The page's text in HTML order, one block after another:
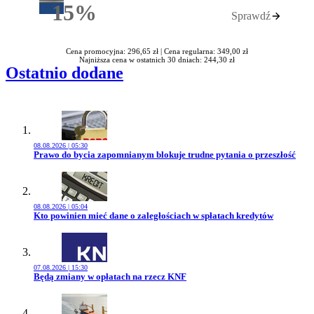
15%Rabatu Sprawdź
Cena promocyjna: 296,65 zł | Cena regularna: 349,00 zł
Najniższa cena w ostatnich 30 dniach: 244,30 zł
Ostatnio dodane
08.08.2026 | 05:30
Przejdź do artykułu:
Prawo do bycia zapomnianym blokuje trudne pytania o przeszłość
08.08.2026 | 05:04
Przejdź do artykułu:
Kto powinien mieć dane o zaległościach w spłatach kredytów
07.08.2026 | 15:30
Przejdź do artykułu:
Będą zmiany w opłatach na rzecz KNF